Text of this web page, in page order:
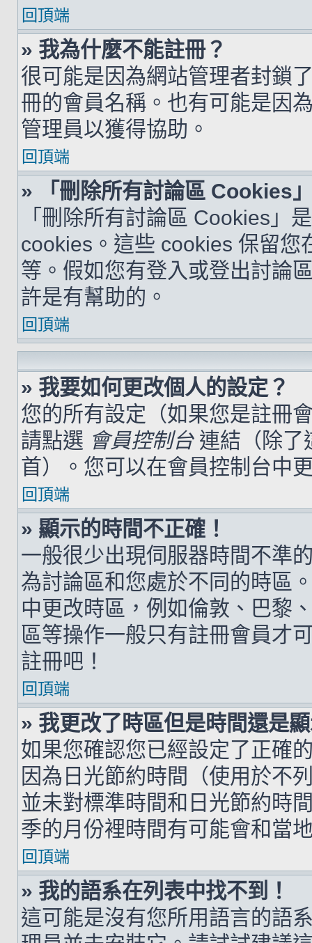
回頂端
» 我為什麼不能註冊？
很可能是因為網站管理者封鎖
冊的會員名稱。也有可能是因
管理員以獲得協助。
回頂端
» 「刪除所有討論區 Cookies
「刪除所有討論區 Cookies」
cookies。這些 cookies 保留您
等。假如您有登入或登出討論
許是有幫助的。
回頂端
» 我要如何更改個人的設定？
您的所有設定（如果您是註冊
請點選 會員控制台連結（除了
首）。您可以在會員控制台中
回頂端
» 顯示的時間不正確！
一般很少出現伺服器時間不準
為討論區和您處於不同的時區
中更改時區，例如倫敦、巴黎
區等操作一般只有註冊會員才
註冊吧！
回頂端
» 我更改了時區但是時間還是
如果您確認您已經設定了正確
因為日光節約時間（使用於不
並未對標準時間和日光節約時
季的月份裡時間有可能會和當
回頂端
» 我的語系在列表中找不到！
這可能是沒有您所用語言的語